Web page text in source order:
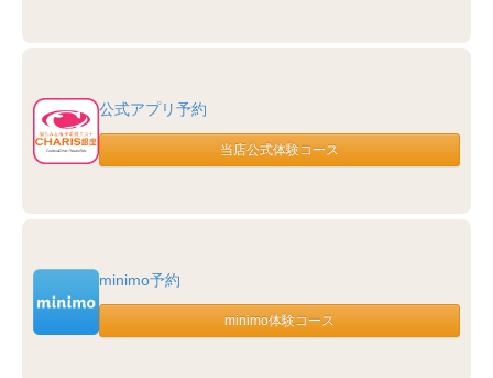
公式アプリ予約
minimo予約